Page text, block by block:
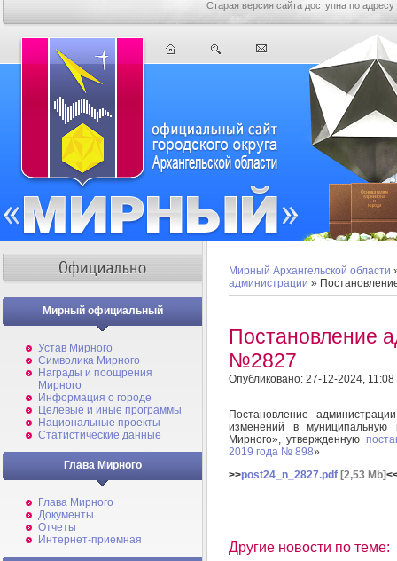
Старая версия сайта доступна по адресу
Мирный официальный
Устав Мирного
Символика Мирного
Награды и поощрения
Мирного
Информация о городе
Целевые и иные программы
Национальные проекты
Статистические данные
Глава Мирного
Глава Мирного
Документы
Отчеты
Интернет-приемная
Мирный Архангельской области
администрации »
Постановление
№2827
Опубликовано: 27-12-2024, 11:08
Постановление
изменений в муниципальную
Мирного», утвержденную
2019 года № 898»
>>post24_n_2827.pdf [2,53 Mb]
Другие новости по теме: